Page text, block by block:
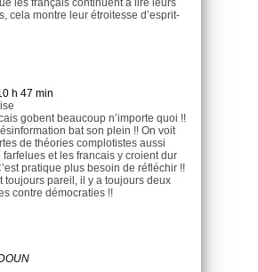
les français continuent à lire leurs
cela montre leur étroitesse d’esprit-
h 47 min
gobent beaucoup n’importe quoi !!
bat son plein !! On voit
de théories complotistes aussi
et les francais y croient dur
pratique plus besoin de réfléchir !!
toujours pareil, il y a toujours deux
contre démocraties !!